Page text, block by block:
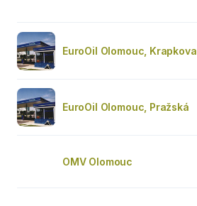
EuroOil Olomouc, Krapkova
EuroOil Olomouc, Pražská
OMV Olomouc